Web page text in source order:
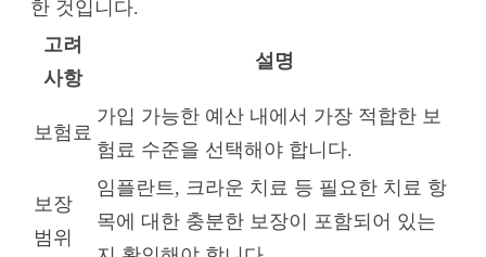
한 것입니다.
고려
사항
설명
보험료
가입 가능한 예산 내에서 가장 적합한 보
험료 수준을 선택해야 합니다.
보장
범위
임플란트, 크라운 치료 등 필요한 치료 항
목에 대한 충분한 보장이 포함되어 있는